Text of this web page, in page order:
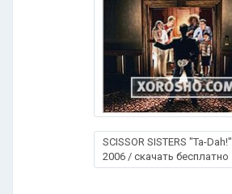
SCISSOR SISTERS "Ta-Dah!"
2006 / скачать бесплатно